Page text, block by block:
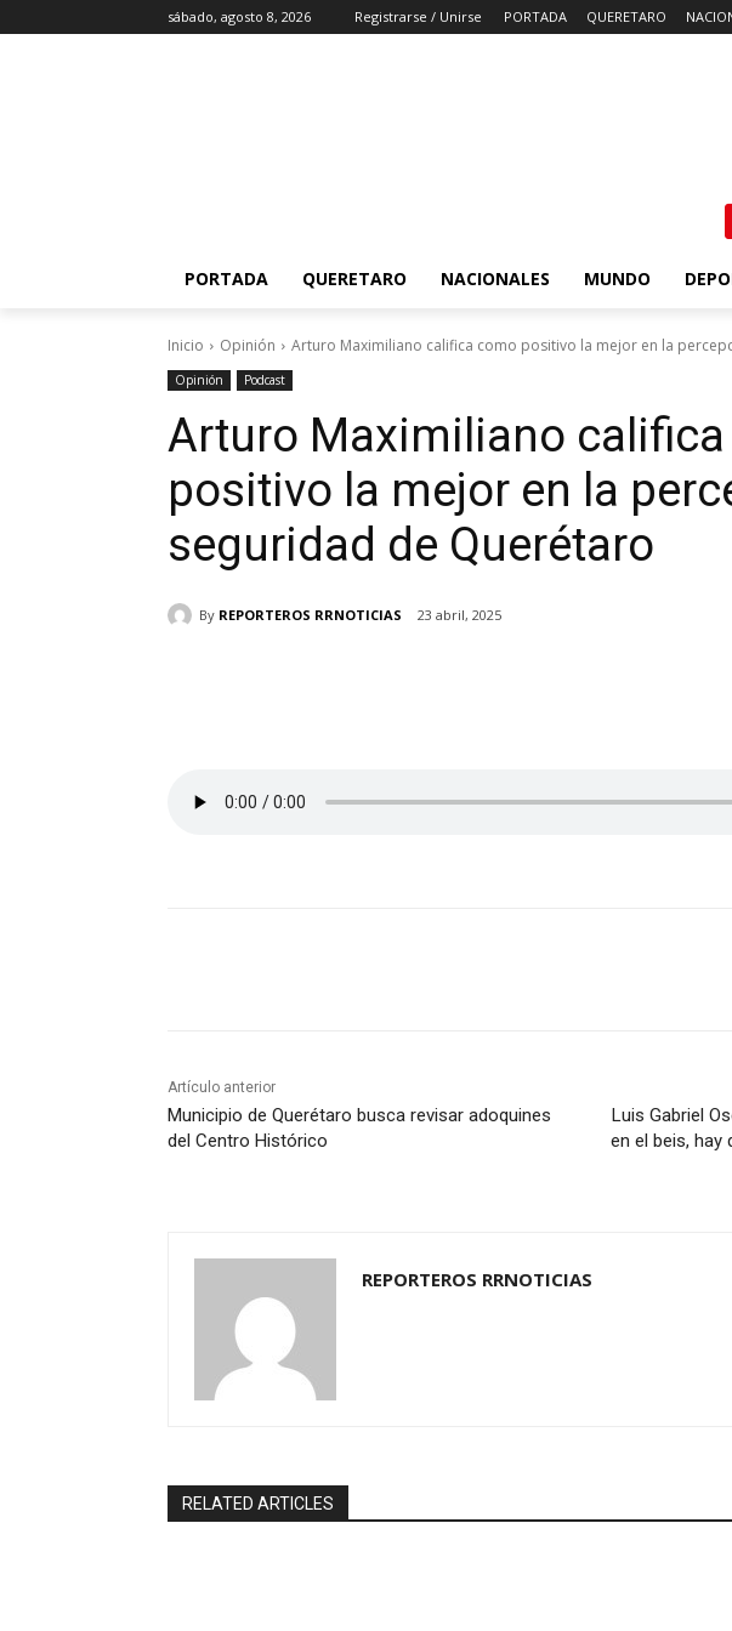
sábado, agosto 8, 2026 Registrarse / Unirse PORTADA QUERETARO
PORTADA QUERETARO NACIONALES MUNDO
Inicio Opinión Arturo Maximiliano califica como positivo la mejor en la
Opinión Podcast
Arturo Maximiliano
positivo la mejor en la
seguridad de Querétaro
By REPORTEROS RRNOTICIAS 23 abril, 2025
Artículo anterior
Municipio de Querétaro busca revisar adoquines
del Centro Histórico
Luis Gabriel
en el beis, hay
REPORTEROS RRNOTICIAS
RELATED ARTICLES